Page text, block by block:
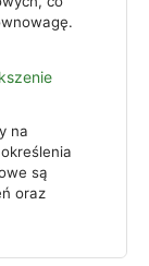
na
są
oraz